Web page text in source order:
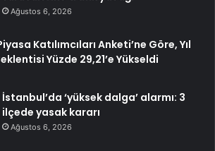
Ağustos 6, 2026
Katılımcıları Anketi’ne Göre, Yıl
Yüzde 29,21’e Yükseldi
İstanbul’da ‘yüksek dalga’ alarmı: 3
ilçede yasak kararı
Ağustos 6, 2026